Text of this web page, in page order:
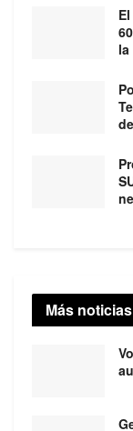
Más noticias